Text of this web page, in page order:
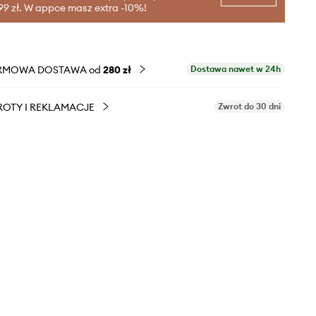
zł. W appce masz extra -10%!
DOSTAWA od 280 zł Dostawa nawet w 24h
I REKLAMACJE Zwrot do 30 dni